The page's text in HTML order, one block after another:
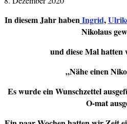
In diesem Jahr habenIngrid,
Nikolaus
und diese Mal hatten
„Nähe einen
Es wurde ein Wunschzettel
O-mat